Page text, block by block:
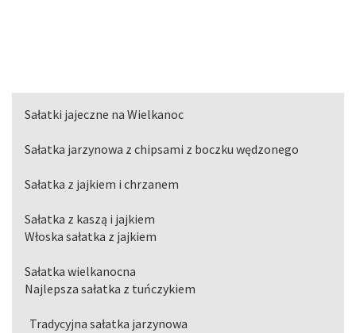
Sałatki jajeczne na Wielkanoc
Sałatka jarzynowa z chipsami z boczku wędzonego
Sałatka z jajkiem i chrzanem
Sałatka z kaszą i jajkiem
Włoska sałatka z jajkiem
Sałatka wielkanocna
Najlepsza sałatka z tuńczykiem
Tradycyjna sałatka jarzynowa